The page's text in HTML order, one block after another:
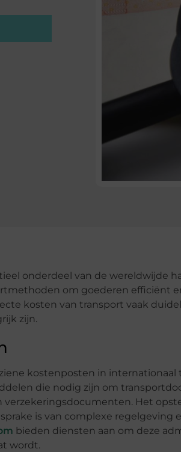
onderdeel van de wereldwijde
om goederen efficiënt
kosten van transport vaak
zijn.
kostenposten in
die nodig zijn om
Het
is van complexe regelgeving
bieden diensten aan om deze
wordt.